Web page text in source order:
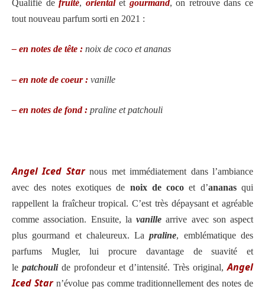
Qualifié defruité, orientalet gourmand, on retrouve dans ce
tout nouveau parfum sorti en 2021 :
– en notes de tête : noix de coco et ananas
– en note de coeur : vanille
– en notes de fond : praline et patchouli
Angel Iced Starnous met immédiatement dans l’ambiance
avec des notes exotiques de noix de cocoet d’ananasqui
rappellent la fraîcheur tropical. C’est très dépaysant et agréable
comme association. Ensuite, la vanille arrive avec son aspect
plus gourmand et chaleureux. Lapraline, emblématique des
parfums Mugler, lui procure davantage de suavité et
le patchoulide profondeur et d’intensité. Très original,Angel
Iced Starn’évolue pas comme traditionnellement des notes de